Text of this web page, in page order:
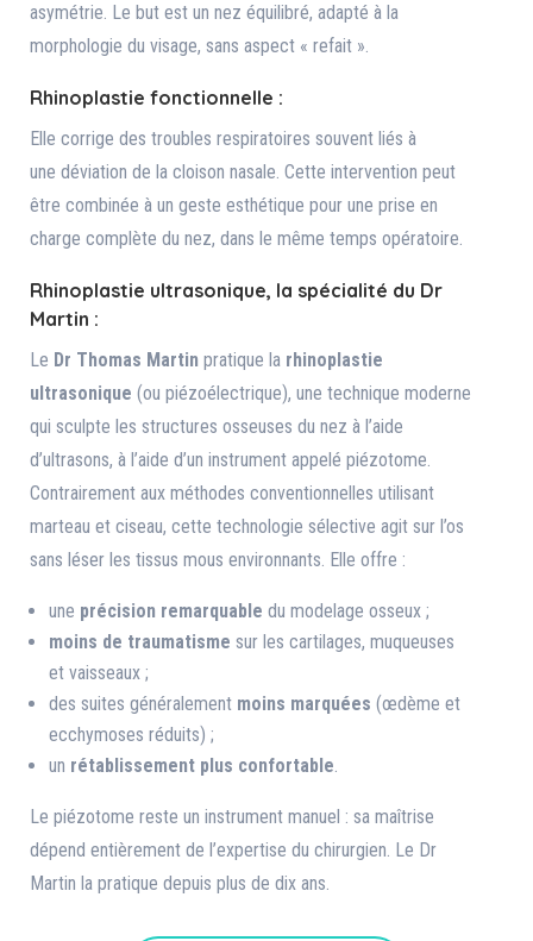
asymétrie. Le but est un nez équilibré, adapté à la
morphologie du visage, sans aspect « refait ».
Rhinoplastie fonctionnelle :
Elle corrige des troubles respiratoires souvent liés à
une déviation de la cloison nasale. Cette intervention peut
être combinée à un geste esthétique pour une prise en
charge complète du nez, dans le même temps opératoire.
Rhinoplastie ultrasonique, la spécialité du Dr
Martin :
Le Dr Thomas Martin pratique la rhinoplastie
ultrasonique (ou piézoélectrique), une technique moderne
qui sculpte les structures osseuses du nez à l’aide
d’ultrasons, à l’aide d’un instrument appelé piézotome.
Contrairement aux méthodes conventionnelles utilisant
marteau et ciseau, cette technologie sélective agit sur l’os
sans léser les tissus mous environnants. Elle offre :
une précision remarquable du modelage osseux ;
moins de traumatisme sur les cartilages, muqueuses
et vaisseaux ;
des suites généralement moins marquées (œdème et
ecchymoses réduits) ;
un rétablissement plus confortable.
Le piézotome reste un instrument manuel : sa maîtrise
dépend entièrement de l’expertise du chirurgien. Le Dr
Martin la pratique depuis plus de dix ans.